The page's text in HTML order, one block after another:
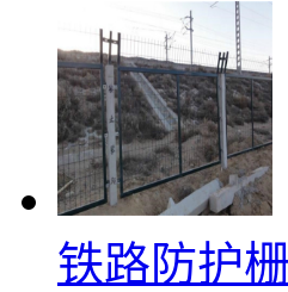
铁路防护